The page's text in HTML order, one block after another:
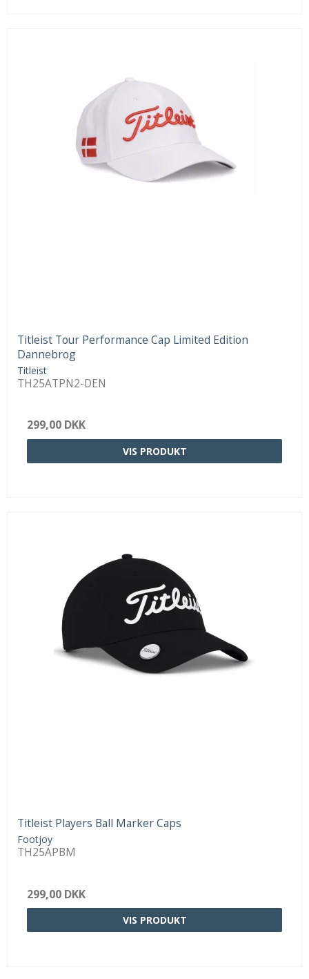
Titleist Tour Performance Cap Limited Edition
Dannebrog
Titleist
TH25ATPN2-DEN
299,00 DKK
VIS PRODUKT
Titleist Players Ball Marker Caps
Footjoy
TH25APBM
299,00 DKK
VIS PRODUKT